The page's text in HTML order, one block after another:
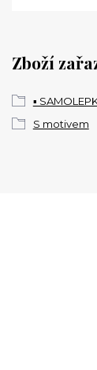
Zboží
▪️
S motivem